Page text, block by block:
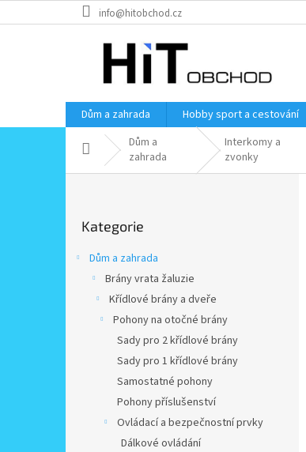
na
info@hitobchod.cz
Dům a zahrada Hobby sport a cestování
Domů Dům a
zahrada
Interkomy a
zvonky
kategorie
Kategorie
Dům a zahrada
Brány vrata žaluzie
Křídlové brány a dveře
Pohony na otočné brány
Sady pro 2 křídlové brány
Sady pro 1 křídlové brány
Samostatné pohony
Pohony příslušenství
Ovládací a bezpečnostní prvky
Dálkové ovládání